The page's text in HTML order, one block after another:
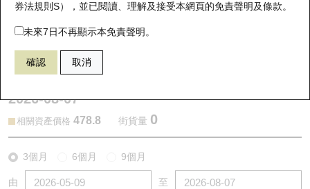
券法規則S），並已閱讀、理解及接受本網頁的免責聲明及條款。
未來7日不再顯示本免責聲明。
確認 取消
25709 瑞銀認購 0700 騰訊控股
2026-08-07
相關資產價格 478.8 街貨量 0
3個月 6個月 9個月
由 至
即將到期認股證
認股證到期結算價查詢
認股證分析儀
牛熊證街貨分佈圖
正股牛熊證列表
新發行瑞銀牛熊證
十天股證佔大市成交
資金流
街貨統計
恒指成份股
國指成份股
科指成份股
講座及教育短片
認股證投資者教育
牛熊證投資者教育